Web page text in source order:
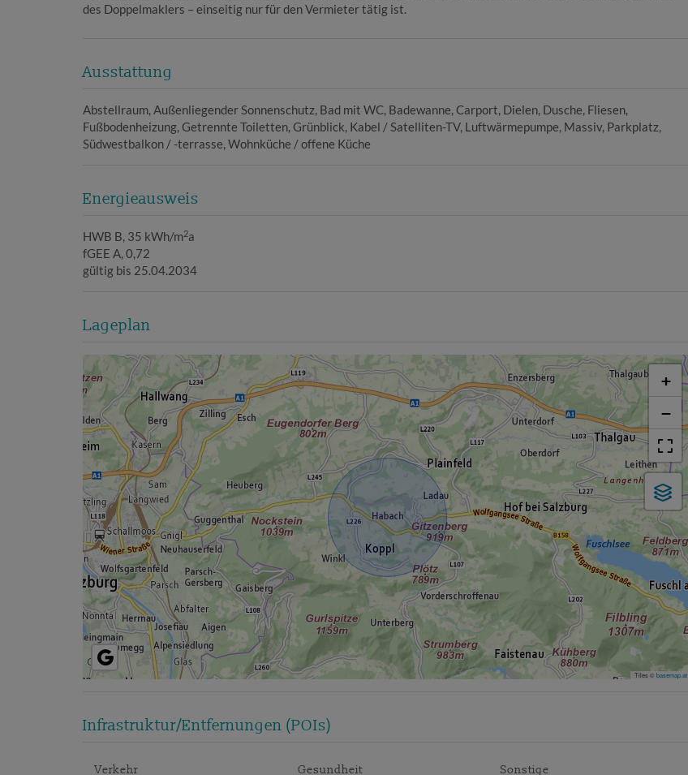
des Doppelmaklers – einseitig nur für den Vermieter tätig ist.
Ausstattung
Abstellraum Außenliegender Sonnenschutz Bad mit WC Badewanne Carport Dielen Dusche Fliesen
Fußbodenheizung Getrennte Toiletten Grünblick Kabel / Satelliten-TV Luftwärmepumpe Massiv Parkplatz
Südwestbalkon / -terrasse Wohnküche / offene Küche
Energieausweis
HWB B, 35 kWh/m2a
fGEE A, 0,72
gültig bis 25.04.2034
Lageplan
+
−
Tiles ©basemap.at
Infrastruktur/Entfernungen (POIs)
Verkehr Gesundheit Sonstige